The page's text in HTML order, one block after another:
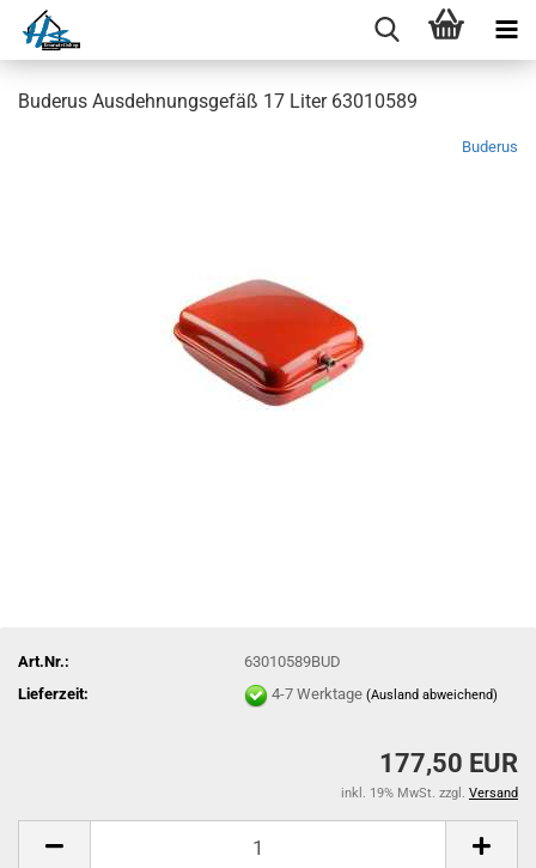
Buderus Ausdehnungsgefäß 17 Liter 63010589
Buderus
Art.Nr.:
63010589BUD
Lieferzeit:
4-7 Werktage(Ausland abweichend)
177,50 EUR
inkl. 19% MwSt. zzgl. Versand